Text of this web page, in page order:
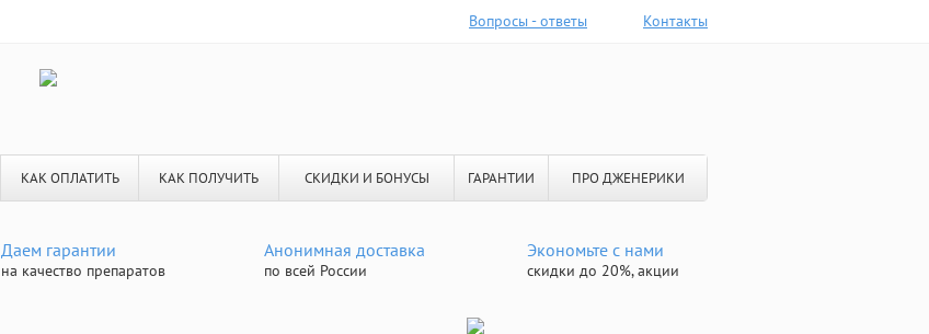
Вопросы - ответы Контакты
КАК ОПЛАТИТЬ КАК ПОЛУЧИТЬ СКИДКИ И БОНУСЫ ГАРАНТИИ ПРО ДЖЕНЕРИКИ
Даем гарантии
на качество препаратов
Анонимная доставка
по всей России
Экономьте с нами
скидки до 20%, акции